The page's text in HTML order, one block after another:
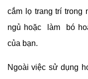
cắm lọ trang trí trong
ngủ hoặc làm bó
của bạn.
Ngoài việc sử dụng